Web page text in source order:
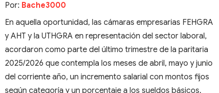
Por: Bache3000
En aquella oportunidad, las cámaras empresarias FEHGRA
y AHT y la UTHGRA en representación del sector laboral,
acordaron como parte del último trimestre de la paritaria
2025/2026 que contempla los meses de abril, mayo y junio
del corriente año, un incremento salarial con montos fijos
según categoría y un porcentaje a los sueldos básicos.